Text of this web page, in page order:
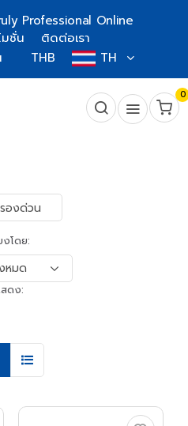
Professional Online
มชั่น
ติดต่อเรา
THB TH
0
องด่วน
งโดย:
ดง: